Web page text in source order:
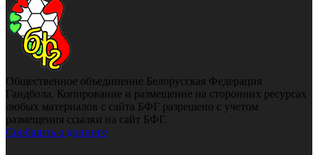
Общественное объединение Белорусская Федерация
Гандбола. Копирование и размещение на сторонних ресурсах
любых материалов с сайта БФГ разрешено с учетом
размещения ссылки на сайт БФГ.
Сообщить о допинге